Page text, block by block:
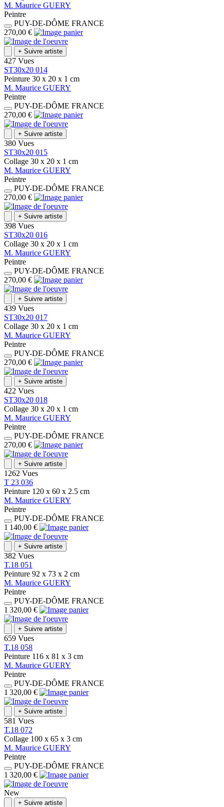
M. Maurice GUERY
Peintre
PUY-DE-DÔME FRANCE
270,00 €
+ Suivre artiste
427 Vues
ST30x20 014
Peinture 30 x 20 x 1 cm
M. Maurice GUERY
Peintre
PUY-DE-DÔME FRANCE
270,00 €
+ Suivre artiste
380 Vues
ST30x20 015
Collage 30 x 20 x 1 cm
M. Maurice GUERY
Peintre
PUY-DE-DÔME FRANCE
270,00 €
+ Suivre artiste
398 Vues
ST30x20 016
Collage 30 x 20 x 1 cm
M. Maurice GUERY
Peintre
PUY-DE-DÔME FRANCE
270,00 €
+ Suivre artiste
439 Vues
ST30x20 017
Collage 30 x 20 x 1 cm
M. Maurice GUERY
Peintre
PUY-DE-DÔME FRANCE
270,00 €
+ Suivre artiste
422 Vues
ST30x20 018
Collage 30 x 20 x 1 cm
M. Maurice GUERY
Peintre
PUY-DE-DÔME FRANCE
270,00 €
+ Suivre artiste
1262 Vues
T 23 036
Peinture 120 x 60 x 2.5 cm
M. Maurice GUERY
Peintre
PUY-DE-DÔME FRANCE
1 140,00 €
+ Suivre artiste
382 Vues
T.18 051
Peinture 92 x 73 x 2 cm
M. Maurice GUERY
Peintre
PUY-DE-DÔME FRANCE
1 320,00 €
+ Suivre artiste
659 Vues
T.18 058
Peinture 116 x 81 x 3 cm
M. Maurice GUERY
Peintre
PUY-DE-DÔME FRANCE
1 320,00 €
+ Suivre artiste
581 Vues
T.18 072
Collage 100 x 65 x 3 cm
M. Maurice GUERY
Peintre
PUY-DE-DÔME FRANCE
1 320,00 €
New
+ Suivre artiste